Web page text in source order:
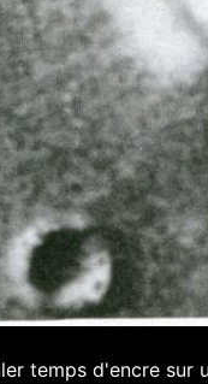
temps d'encre sur